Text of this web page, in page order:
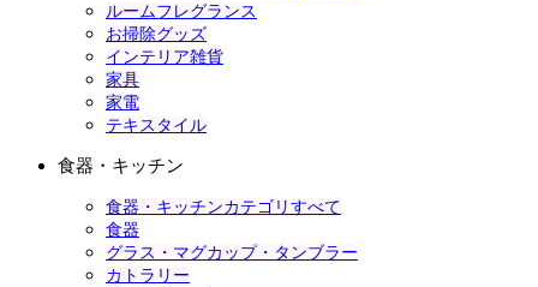
ルームフレグランス
お掃除グッズ
インテリア雑貨
家具
家電
テキスタイル
食器・キッチン
食器・キッチンカテゴリすべて
食器
グラス・マグカップ・タンブラー
カトラリー